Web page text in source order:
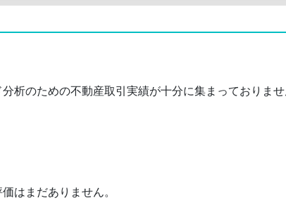
析のための不動産取引実績が十分に集まっておりま
はまだありません。